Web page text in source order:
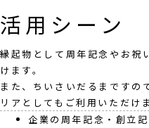
活用シーン
縁起物として周年記念やお祝
けます。
また、ちいさいだるまですの
リアとしてもご利用いただけ
企業の周年記念・創立